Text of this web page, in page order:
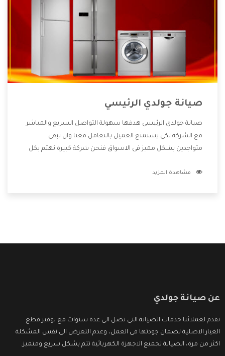
صيانة جولدي الرئيسي
صيانة جولدي الرئيسي هدفها سهولة التواصل السريع والمباشر
مع الشركة لكى يستمتع العميل بالتعامل معنا وان نبقى
متواجدين بشكل مميز فى الاسواق فنحن شركة كبيرة نهتم بكل
الشركة بها والتى تكون منها خدمة الصيانة التى تكون من أهم
مشاهدة المزيد
عن صيانة جولدي
نقدم لعملائنا خدمات الصيانة التى تصل الى عدة سنوات مع توفير قطع
الغيار الاصلية لضمان جودتها فى العمل، وعدم التعرض الى نفس المشكلة
اكثر من مرة، الصيانة لجميع الاجهزة الكهربائية تتم بشكل سريع ومتميز.